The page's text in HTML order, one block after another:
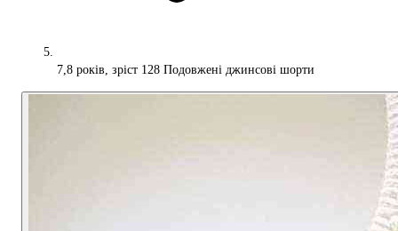
7,8 років, зріст 128 Подовжені джинсові шорти